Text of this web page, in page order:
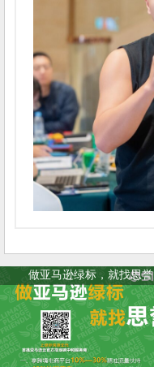
做亚马逊绿标，就找思誉